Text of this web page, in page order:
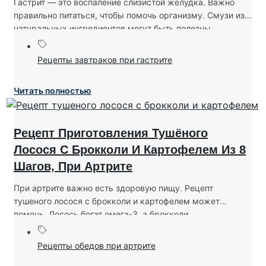
Гастрит — это воспаление слизистой желудка. Важно
правильно питаться, чтобы помочь организму. Смузи из
натуральных ингредиентов могут быть полезны.
Сладкое...
Рецепты завтраков при гастрите
Читать полностью
Рецепт Приготовления Тушёного
Лосося С Брокколи И Картофелем Из 8
Шагов, При Артрите
При артрите важно есть здоровую пищу. Рецепт
тушеного лосося с брокколи и картофелем может
помочь. Лосось богат омега-3, а брокколи...
Рецепты обедов при артрите